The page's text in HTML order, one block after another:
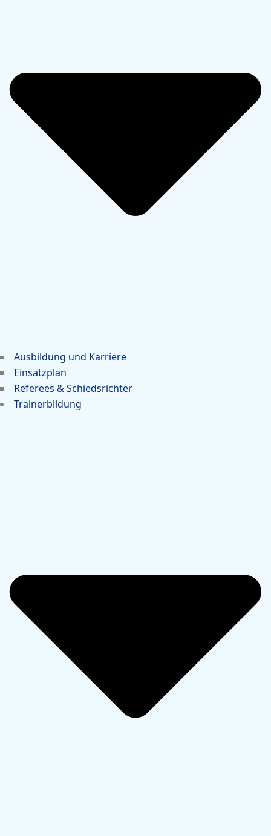
Ausbildung und Karriere
Einsatzplan
Referees & Schiedsrichter
Trainerbildung